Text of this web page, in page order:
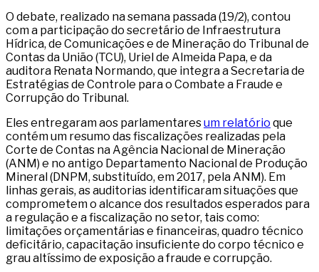
O debate, realizado na semana passada (19/2), contou
com a participação do secretário de Infraestrutura
Hídrica, de Comunicações e de Mineração do Tribunal de
Contas da União (TCU), Uriel de Almeida Papa, e da
auditora Renata Normando, que integra a Secretaria de
Estratégias de Controle para o Combate a Fraude e
Corrupção do Tribunal.
Eles entregaram aos parlamentaresum relatório que
contém um resumo das fiscalizações realizadas pela
Corte de Contas na Agência Nacional de Mineração
(ANM) e no antigo Departamento Nacional de Produção
Mineral (DNPM, substituído, em 2017, pela ANM). Em
linhas gerais, as auditorias identificaram situações que
comprometem o alcance dos resultados esperados para
a regulação e a fiscalização no setor, tais como:
limitações orçamentárias e financeiras, quadro técnico
deficitário, capacitação insuficiente do corpo técnico e
grau altíssimo de exposição a fraude e corrupção.